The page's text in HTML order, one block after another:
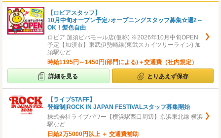
【ロピアスタッフ】
10月中旬オープン予定♪オープニングスタッフ募集☆週2～
OK！髪色自由
ロピア 加須ビバモール店(仮称) ※2026年10月中旬OPEN
予定【加須市】東武伊勢崎線(東武スカイツリーライン) 加
須駅など
時給1195円～1450円(部門による)＋交通費（社内規定）
詳細を見る とりあえず保存
【ライブSTAFF】
登録制|ROCK IN JAPAN FESTIVALスタッフ募集開始
株式会社ライブパワー【横浜駅西口周辺】京浜東北線 横浜
駅など
日給2万5000円以上 ＋ 交通費補助